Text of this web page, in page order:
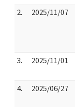
2.
2025/11/07
3.
2025/11/01
4.
2025/06/27